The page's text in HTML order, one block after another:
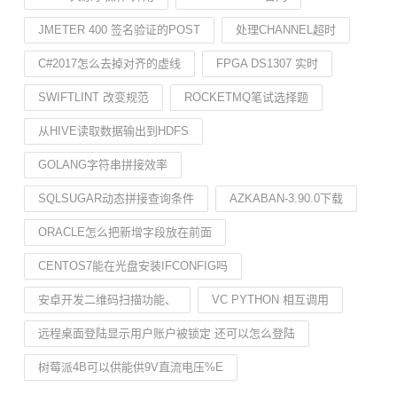
JMETER 400 签名验证的POST 处理CHANNEL超时
C#2017怎么去掉对齐的虚线 FPGA DS1307 实时
SWIFTLINT 改变规范 ROCKETMQ笔试选择题
从HIVE读取数据输出到HDFS
GOLANG字符串拼接效率
SQLSUGAR动态拼接查询条件 AZKABAN-3.90.0下载
ORACLE怎么把新增字段放在前面
CENTOS7能在光盘安装IFCONFIG吗
安卓开发二维码扫描功能、 VC PYTHON 相互调用
远程桌面登陆显示用户账户被锁定 还可以怎么登陆
树莓派4B可以供能供9V直流电压%E